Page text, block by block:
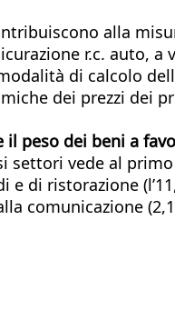
alla
r.c. auto,
di calcolo
dei prezzi
peso dei beni a
settori vede al
di ristorazione
comunicazione